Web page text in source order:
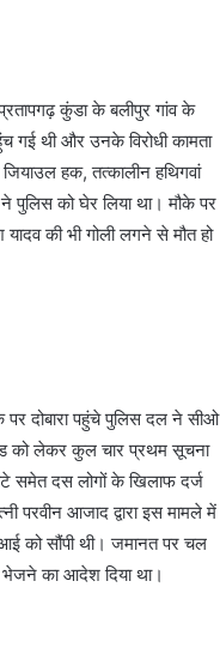
कुंडा के बलीपुर गांव के
गई थी और उनके विरोधी कामता
हक, तत्कालीन हथिगवां
पुलिस को घेर लिया था। मौके पर
की भी गोली लगने से मौत हो
दोबारा पहुंचे पुलिस दल ने सीओ
को लेकर कुल चार प्रथम सूचना
बेटे समेत दस लोगों के खिलाफ दर्ज
परवीन आजाद द्वारा इस मामले में
को सौंपी थी। जमानत पर चल
भेजने का आदेश दिया था।